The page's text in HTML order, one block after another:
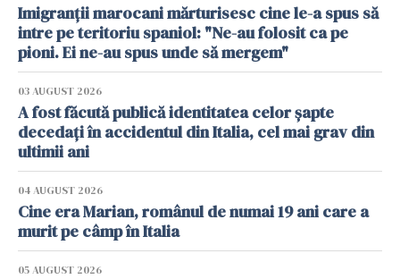
Imigranții marocani mărturisesc cine le-a spus să
intre pe teritoriu spaniol: "Ne-au folosit ca pe
pioni. Ei ne-au spus unde să mergem"
03 AUGUST 2026
A fost făcută publică identitatea celor șapte
decedați în accidentul din Italia, cel mai grav din
ultimii ani
04 AUGUST 2026
Cine era Marian, românul de numai 19 ani care a
murit pe câmp în Italia
05 AUGUST 2026